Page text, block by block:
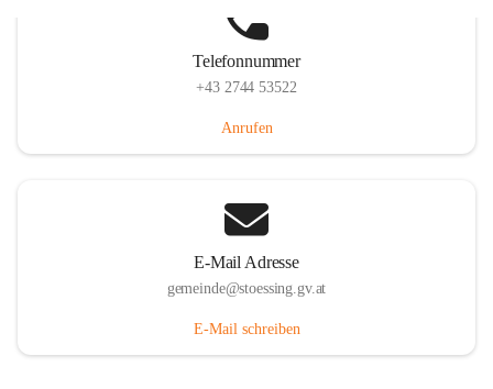
Telefonnummer
+43 2744 53522
Anrufen
E-Mail Adresse
gemeinde@stoessing.gv.at
E-Mail schreiben